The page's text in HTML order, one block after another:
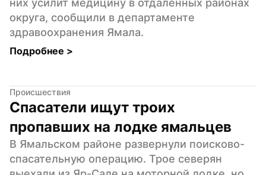
них усилит медицину в отдаленных районах
округа, сообщили в департаменте
здравоохранения Ямала.
Подробнее >
Происшествия
Спасатели ищут троих
пропавших на лодке ямальцев
В Ямальском районе развернули поисково-
спасательную операцию. Трое северян